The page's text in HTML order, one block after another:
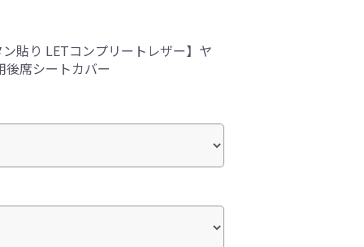
貼り LETコンプリートレザー】ヤ
後席シートカバー